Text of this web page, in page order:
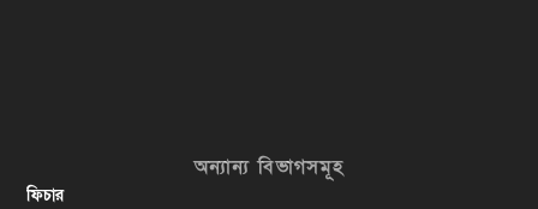
অন্যান্য বিভাগসমূহ
ফিচার